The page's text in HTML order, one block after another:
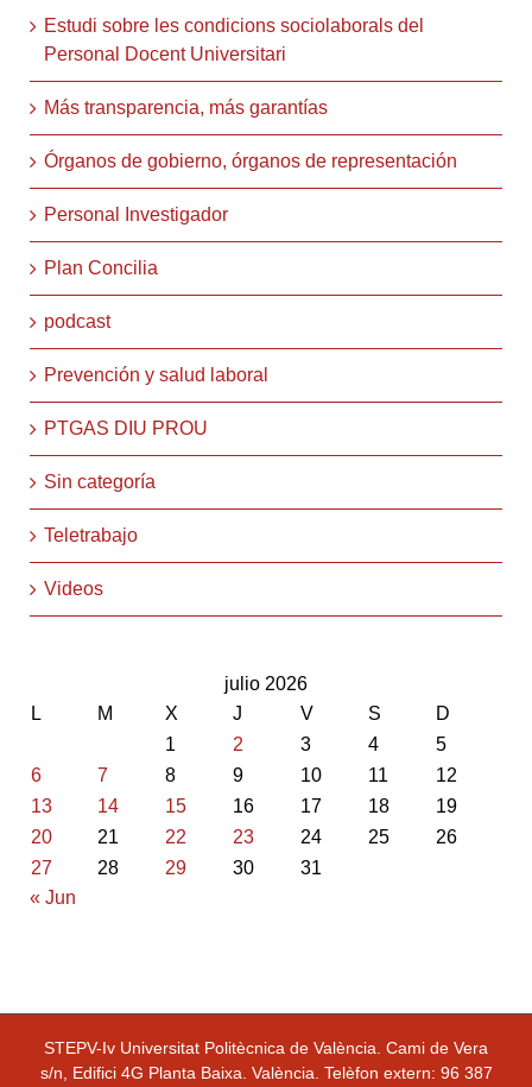
Estudi sobre les condicions sociolaborals del
Personal Docent Universitari
Más transparencia, más garantías
Órganos de gobierno, órganos de representación
Personal Investigador
Plan Concilia
podcast
Prevención y salud laboral
PTGAS DIU PROU
Sin categoría
Teletrabajo
Videos
julio 2026
L
M X J V S
D
1
2 3 4
5
6
7 8 9 10 11
12
13
14 15 16 17 18
19
20
21 22 23 24 25
26
27
28 29 30
31
« Jun
STEPV-Iv Universitat Politècnica de València. Cami de Vera
s/n, Edifici 4G Planta Baixa. València. Telèfon extern: 96 387